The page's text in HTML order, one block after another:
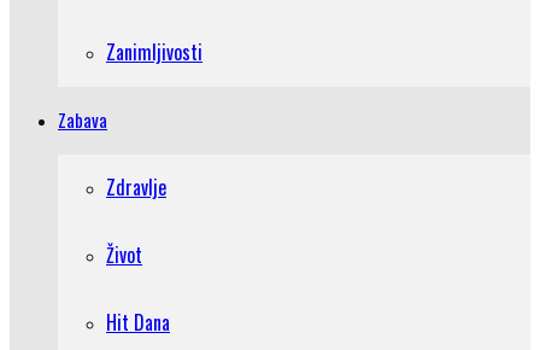
Zanimljivosti
Zabava
Zdravlje
Život
Hit Dana